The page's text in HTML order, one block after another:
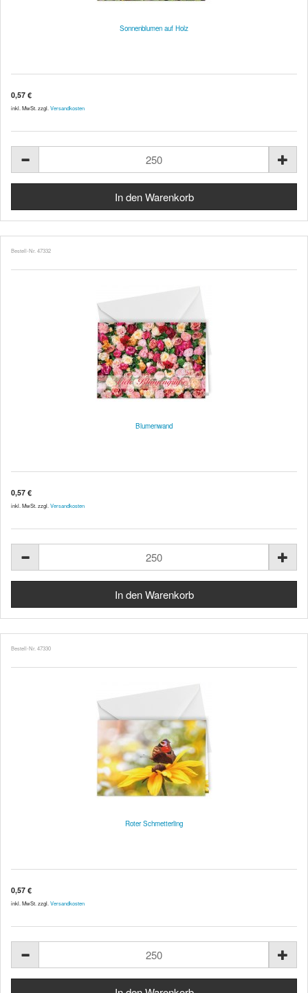
Sonnenblumen auf Holz
0,57 €
inkl. MwSt. zzgl. Versandkosten
Bestell-Nr. 47332
Blumenwand
0,57 €
inkl. MwSt. zzgl. Versandkosten
Bestell-Nr. 47330
Roter Schmetterling
0,57 €
inkl. MwSt. zzgl. Versandkosten